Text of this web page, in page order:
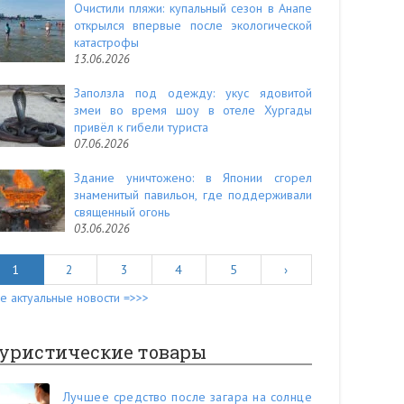
Очистили пляжи: купальный сезон в Анапе
открылся впервые после экологической
катастрофы
13.06.2026
Заползла под одежду: укус ядовитой
змеи во время шоу в отеле Хургады
привёл к гибели туриста
07.06.2026
Здание уничтожено: в Японии сгорел
знаменитый павильон, где поддерживали
священный огонь
03.06.2026
1 2 3 4 5
›
актуальные новости =>>>
товары
Лучшее средство после загара на солнце